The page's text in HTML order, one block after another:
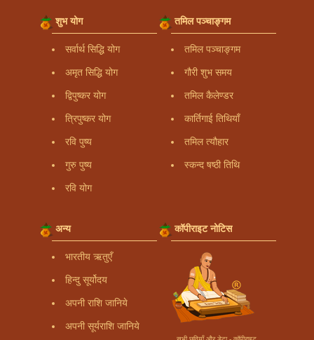
शुभ योग
सर्वार्थ सिद्धि योग
अमृत सिद्धि योग
द्विपुष्कर योग
त्रिपुष्कर योग
रवि पुष्य
गुरु पुष्य
रवि योग
तमिल पञ्चाङ्गम
तमिल पञ्चाङ्गम
गौरी शुभ समय
तमिल कैलेण्डर
कार्तिगाई तिथियाँ
तमिल त्यौहार
स्कन्द षष्ठी तिथि
अन्य
भारतीय ऋतुएँ
हिन्दु सूर्योदय
अपनी राशि जानिये
अपनी सूर्यराशि जानिये
कॉपीराइट नोटिस